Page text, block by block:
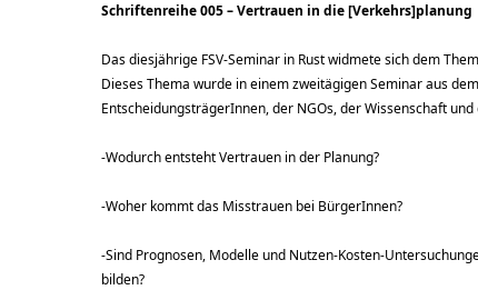
Schriftenreihe 005 – Vertrauen in die [Verkehrs]planung
Das diesjährige FSV-Seminar in Rust widmete sich dem
Dieses Thema wurde in einem zweitägigen Seminar aus
EntscheidungsträgerInnen, der NGOs, der Wissenschaft
-Wodurch entsteht Vertrauen in der Planung?
-Woher kommt das Misstrauen bei BürgerInnen?
-Sind Prognosen, Modelle und Nutzen-Kosten-
bilden?